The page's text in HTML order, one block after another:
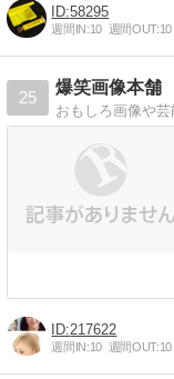
58295
週間IN:10 週間OUT:10
25
爆笑画像本舗
217622
週間IN:10 週間OUT:10